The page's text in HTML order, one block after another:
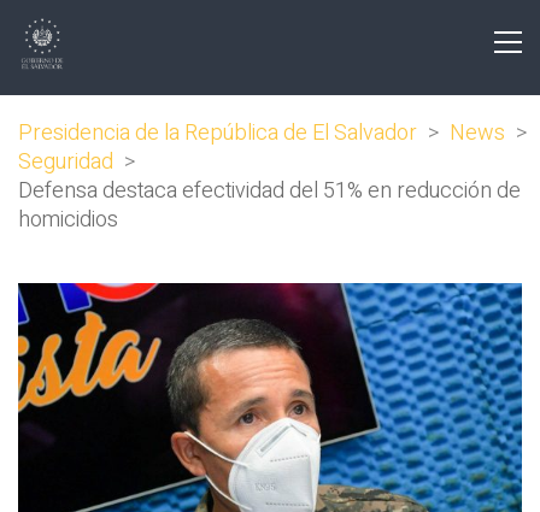
Presidencia de la República de El Salvador > News >
Seguridad >
Defensa destaca efectividad del 51% en reducción de
homicidios